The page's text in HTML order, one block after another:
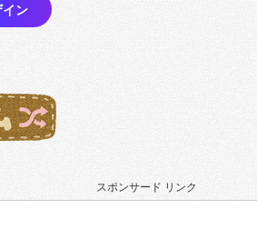
ン
スポンサード リンク